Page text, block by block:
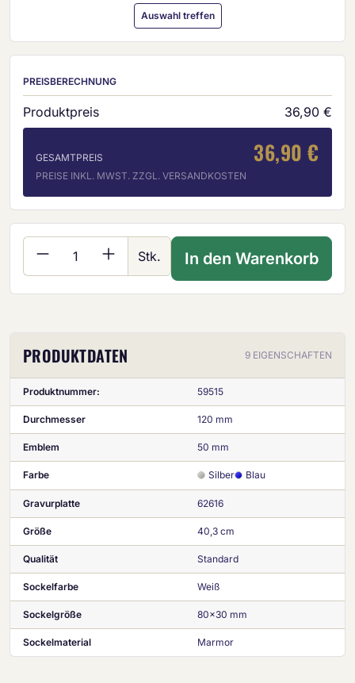
Auswahl treffen
PREISBERECHNUNG
Produktpreis 36,90 €
GESAMTPREIS 36,90 €
PREISE INKL. MWST. ZZGL. VERSANDKOSTEN
Produkt Anzahl: Gib den gewünschten
Stk. In den Warenkorb
PRODUKTDATEN 9 EIGENSCHAFTEN
Produktnummer: 59515
Durchmesser 120 mm
Emblem 50 mm
Farbe Silber Blau
Gravurplatte 62616
Größe 40,3 cm
Qualität Standard
Sockelfarbe Weiß
Sockelgröße 80x30 mm
Sockelmaterial Marmor